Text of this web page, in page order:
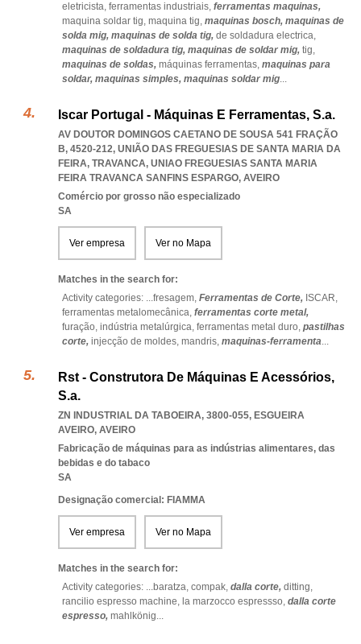
eletricista, ferramentas industriais, ferramentas maquinas,
maquina soldar tig, maquina tig, maquinas bosch, maquinas de
solda mig, maquinas de solda tig, de soldadura electrica,
maquinas de soldadura tig, maquinas de soldar mig, tig,
maquinas de soldas, máquinas ferramentas, maquinas para
soldar, maquinas simples, maquinas soldar mig...
Iscar Portugal - Máquinas E Ferramentas, S.a.
AV DOUTOR DOMINGOS CAETANO DE SOUSA 541 FRAÇÃO
B, 4520-212, UNIÃO DAS FREGUESIAS DE SANTA MARIA DA
FEIRA, TRAVANCA, UNIAO FREGUESIAS SANTA MARIA
FEIRA TRAVANCA SANFINS ESPARGO, AVEIRO
Comércio por grosso não especializado
SA
Ver empresa Ver no Mapa
Matches in the search for:
Activity categories: ...fresagem, Ferramentas de Corte, ISCAR,
ferramentas metalomecânica, ferramentas corte metal,
furação, indústria metalúrgica, ferramentas metal duro, pastilhas
corte, injecção de moldes, mandris, maquinas-ferramenta...
Rst - Construtora De Máquinas E Acessórios,
S.a.
ZN INDUSTRIAL DA TABOEIRA, 3800-055, ESGUEIRA
AVEIRO, AVEIRO
Fabricação de máquinas para as indústrias alimentares, das
bebidas e do tabaco
SA
Designação comercial: FIAMMA
Ver empresa Ver no Mapa
Matches in the search for:
Activity categories: ...baratza, compak, dalla corte, ditting,
rancilio espresso machine, la marzocco espressso, dalla corte
espresso, mahlkönig...